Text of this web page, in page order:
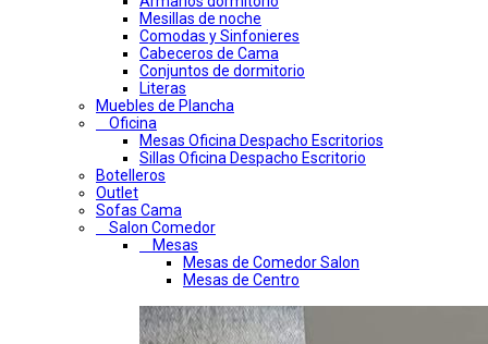
Mesillas de noche
Comodas y Sinfonieres
Cabeceros de Cama
Conjuntos de dormitorio
Literas
Muebles de Plancha
Oficina
Mesas Oficina Despacho Escritorios
Sillas Oficina Despacho Escritorio
Botelleros
Outlet
Sofas Cama
Salon Comedor
Mesas
Mesas de Comedor Salon
Mesas de Centro